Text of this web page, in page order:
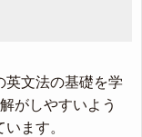
英文法の基礎を学
がしやすいよう
ます。